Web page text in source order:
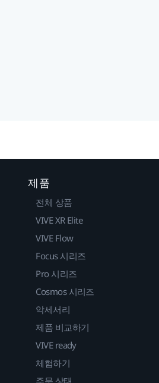
제품
전체 상품
VIVE XR Elite
VIVE Flow
Focus 시리즈
Pro 시리즈
Cosmos 시리즈
악세서리
제품 비교하기
VIVE ready
체험하기